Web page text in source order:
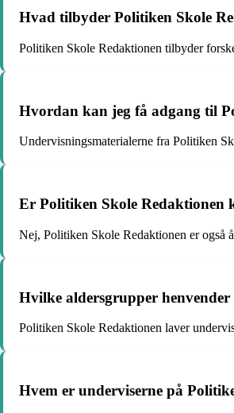
Hvad tilbyder Politiken Skole
Politiken Skole Redaktionen tilbyder
Hvordan kan jeg få adgang til
Undervisningsmaterialerne fra Politiken
Er Politiken Skole Redaktionen
Nej, Politiken Skole Redaktionen er også
Hvilke aldersgrupper
Politiken Skole Redaktionen laver
Hvem er underviserne på